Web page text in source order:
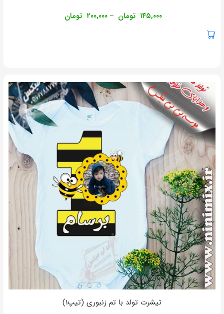
۱۴۵,۰۰۰ تومان – ۲۰۰,۰۰۰ تومان
تیشرت تولد با تم زنبوری (تیپ۱)